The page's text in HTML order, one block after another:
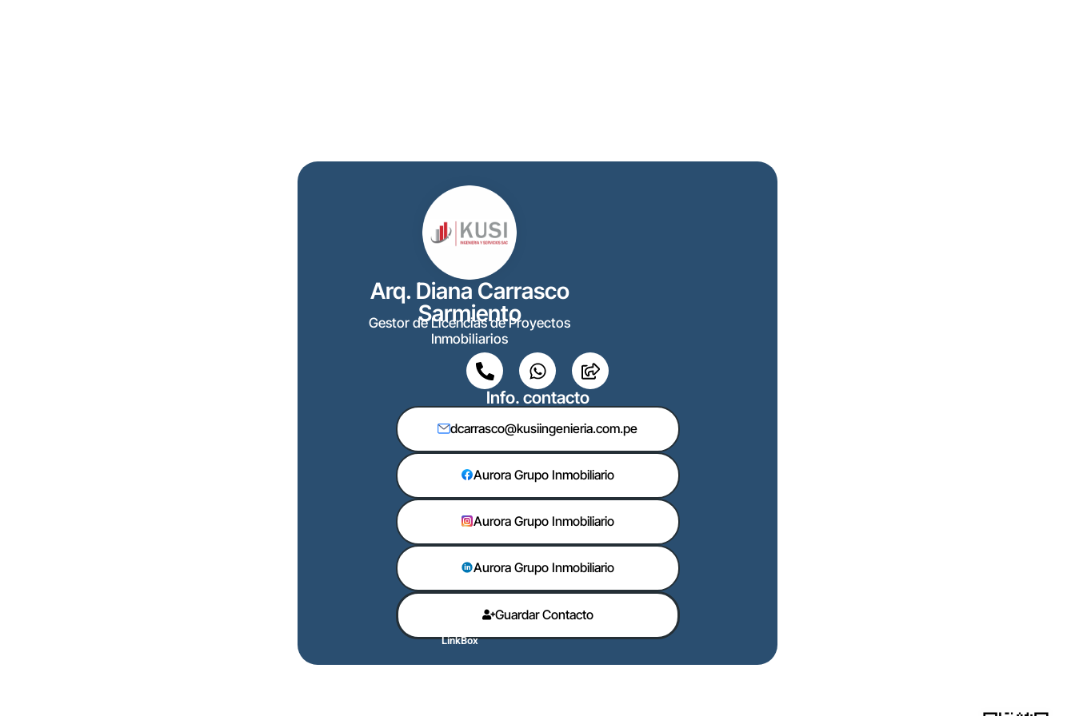
Arq. Diana Carrasco
Sarmiento
Gestor de Licencias de Proyectos
Inmobiliarios
Info. contacto
dcarrasco@kusiingenieria.com.pe
Aurora Grupo Inmobiliario
Aurora Grupo Inmobiliario
Aurora Grupo Inmobiliario
Guardar Contacto
LinkBox